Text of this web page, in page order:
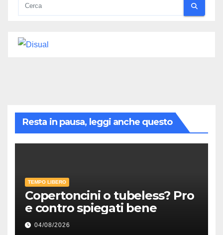
Resta in pausa, leggi anche questo
TEMPO LIBERO
Copertoncini o tubeless? Pro
e contro spiegati bene
04/08/2026